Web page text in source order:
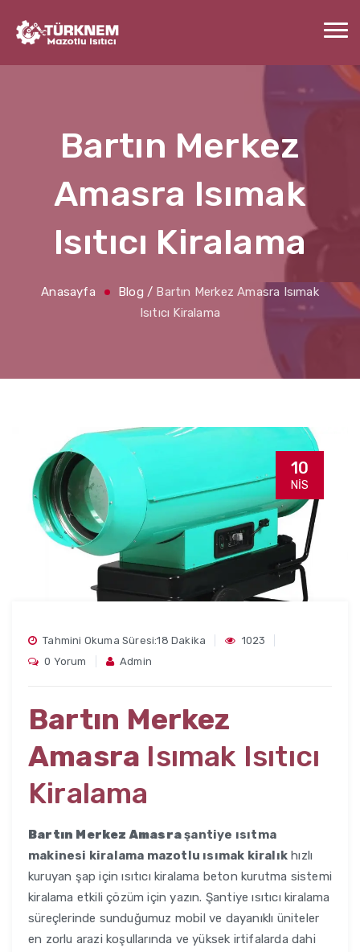
Bartın Merkez
Amasra Isımak
Isıtıcı Kiralama
Anasayfa Blog / Bartın Merkez Amasra Isımak
Isıtıcı Kiralama
10
NIS
Tahmini Okuma Süresi:18 Dakika
1023
0 Yorum
Admin
Bartın Merkez
Amasra Isımak Isıtıcı
Kiralama
Bartın Merkez Amasraşantiye ısıtma
makinesi kiralama mazotlu ısımak kiralık hızlı
kuruyan şap için ısıtıcı kiralama beton kurutma sistemi
kiralama etkili çözüm için yazın. Şantiye ısıtıcı kiralama
süreçlerinde sunduğumuz mobil ve dayanıklı üniteler
en zorlu arazi koşullarında ve yüksek irtifalarda dahi